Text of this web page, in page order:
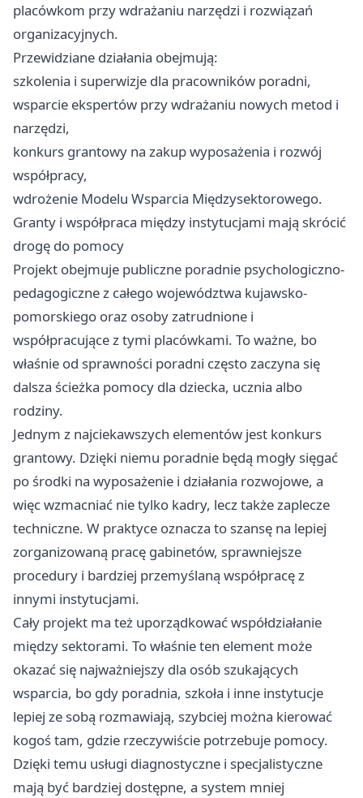
placówkom przy wdrażaniu narzędzi i rozwiązań
organizacyjnych.
Przewidziane działania obejmują:
szkolenia i superwizje dla pracowników poradni,
wsparcie ekspertów przy wdrażaniu nowych metod i
narzędzi,
konkurs grantowy na zakup wyposażenia i rozwój
współpracy,
wdrożenie Modelu Wsparcia Międzysektorowego.
Granty i współpraca między instytucjami mają skrócić
drogę do pomocy
Projekt obejmuje publiczne poradnie psychologiczno-
pedagogiczne z całego województwa kujawsko-
pomorskiego oraz osoby zatrudnione i
współpracujące z tymi placówkami. To ważne, bo
właśnie od sprawności poradni często zaczyna się
dalsza ścieżka pomocy dla dziecka, ucznia albo
rodziny.
Jednym z najciekawszych elementów jest konkurs
grantowy. Dzięki niemu poradnie będą mogły sięgać
po środki na wyposażenie i działania rozwojowe, a
więc wzmacniać nie tylko kadry, lecz także zaplecze
techniczne. W praktyce oznacza to szansę na lepiej
zorganizowaną pracę gabinetów, sprawniejsze
procedury i bardziej przemyślaną współpracę z
innymi instytucjami.
Cały projekt ma też uporządkować współdziałanie
między sektorami. To właśnie ten element może
okazać się najważniejszy dla osób szukających
wsparcia, bo gdy poradnia, szkoła i inne instytucje
lepiej ze sobą rozmawiają, szybciej można kierować
kogoś tam, gdzie rzeczywiście potrzebuje pomocy.
Dzięki temu usługi diagnostyczne i specjalistyczne
mają być bardziej dostępne, a system mniej